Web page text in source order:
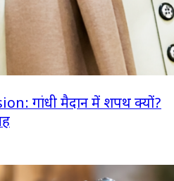
गांधी मैदान में शपथ क्यों?